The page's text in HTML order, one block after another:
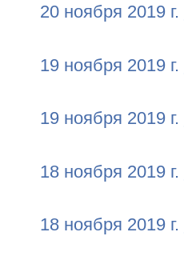
20 ноября 2019 г.
19 ноября 2019 г.
19 ноября 2019 г.
18 ноября 2019 г.
18 ноября 2019 г.